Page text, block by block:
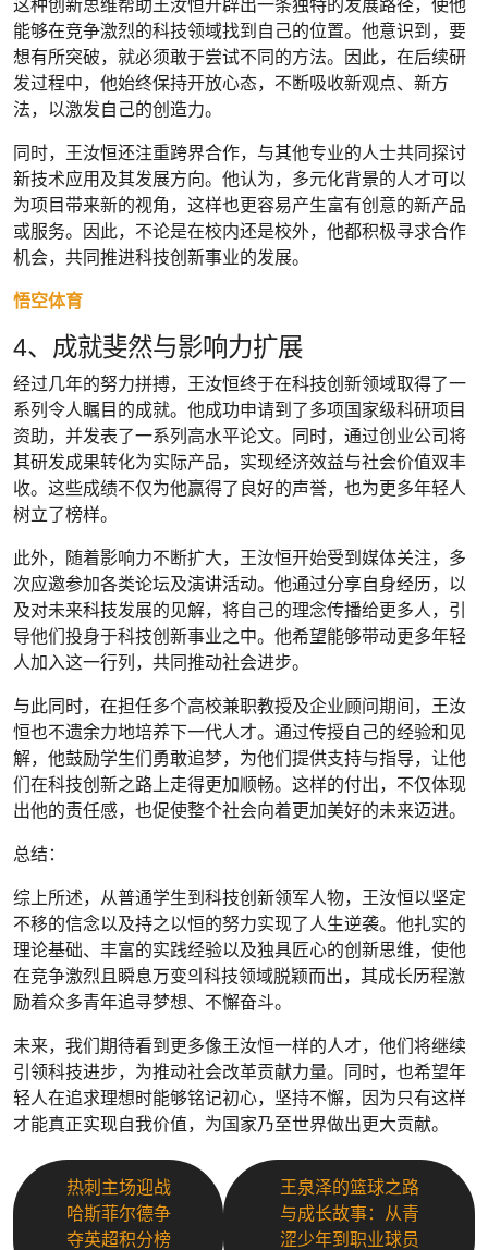
这种创新思维帮助王汝恒开辟出一条独特的发展路径，使他
能够在竞争激烈的科技领域找到自己的位置。他意识到，要
想有所突破，就必须敢于尝试不同的方法。因此，在后续研
发过程中，他始终保持开放心态，不断吸收新观点、新方
法，以激发自己的创造力。
同时，王汝恒还注重跨界合作，与其他专业的人士共同探讨
新技术应用及其发展方向。他认为，多元化背景的人才可以
为项目带来新的视角，这样也更容易产生富有创意的新产品
或服务。因此，不论是在校内还是校外，他都积极寻求合作
机会，共同推进科技创新事业的发展。
悟空体育
4、成就斐然与影响力扩展
经过几年的努力拼搏，王汝恒终于在科技创新领域取得了一
系列令人瞩目的成就。他成功申请到了多项国家级科研项目
资助，并发表了一系列高水平论文。同时，通过创业公司将
其研发成果转化为实际产品，实现经济效益与社会价值双丰
收。这些成绩不仅为他赢得了良好的声誉，也为更多年轻人
树立了榜样。
此外，随着影响力不断扩大，王汝恒开始受到媒体关注，多
次应邀参加各类论坛及演讲活动。他通过分享自身经历，以
及对未来科技发展的见解，将自己的理念传播给更多人，引
导他们投身于科技创新事业之中。他希望能够带动更多年轻
人加入这一行列，共同推动社会进步。
与此同时，在担任多个高校兼职教授及企业顾问期间，王汝
恒也不遗余力地培养下一代人才。通过传授自己的经验和见
解，他鼓励学生们勇敢追梦，为他们提供支持与指导，让他
们在科技创新之路上走得更加顺畅。这样的付出，不仅体现
出他的责任感，也促使整个社会向着更加美好的未来迈进。
总结：
综上所述，从普通学生到科技创新领军人物，王汝恒以坚定
不移的信念以及持之以恒的努力实现了人生逆袭。他扎实的
理论基础、丰富的实践经验以及独具匠心的创新思维，使他
在竞争激烈且瞬息万变의科技领域脱颖而出，其成长历程激
励着众多青年追寻梦想、不懈奋斗。
未来，我们期待看到更多像王汝恒一样的人才，他们将继续
引领科技进步，为推动社会改革贡献力量。同时，也希望年
轻人在追求理想时能够铭记初心，坚持不懈，因为只有这样
才能真正实现自我价值，为国家乃至世界做出更大贡献。
热刺主场迎战
哈斯菲尔德争
夺英超积分榜
王泉泽的篮球之路
与成长故事：从青
涩少年到职业球员